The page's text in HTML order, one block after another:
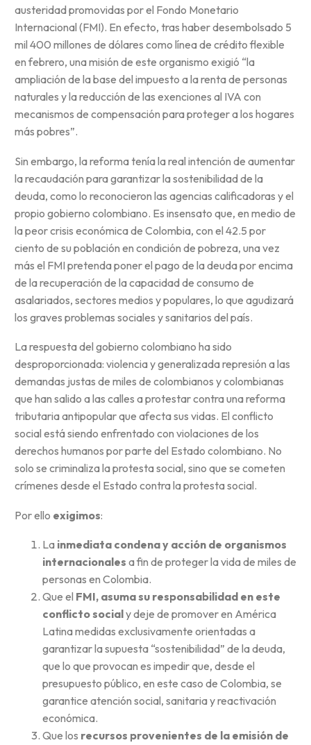
austeridad promovidas por el Fondo Monetario
Internacional (FMI). En efecto, tras haber desembolsado 5
mil 400 millones de dólares como línea de crédito flexible
en febrero, una misión de este organismo exigió “la
ampliación de la base del impuesto a la renta de personas
naturales y la reducción de las exenciones al IVA con
mecanismos de compensación para proteger a los hogares
más pobres”.
Sin embargo, la reforma tenía la real intención de aumentar
la recaudación para garantizar la sostenibilidad de la
deuda, como lo reconocieron las agencias calificadoras y el
propio gobierno colombiano. Es insensato que, en medio de
la peor crisis económica de Colombia, con el 42.5 por
ciento de su población en condición de pobreza, una vez
más el FMI pretenda poner el pago de la deuda por encima
de la recuperación de la capacidad de consumo de
asalariados, sectores medios y populares, lo que agudizará
los graves problemas sociales y sanitarios del país.
La respuesta del gobierno colombiano ha sido
desproporcionada: violencia y generalizada represión a las
demandas justas de miles de colombianos y colombianas
que han salido a las calles a protestar contra una reforma
tributaria antipopular que afecta sus vidas. El conflicto
social está siendo enfrentado con violaciones de los
derechos humanos por parte del Estado colombiano. No
solo se criminaliza la protesta social, sino que se cometen
crímenes desde el Estado contra la protesta social.
Por ello exigimos:
La inmediata condena y acción de organismos
internacionales a fin de proteger la vida de miles de
personas en Colombia.
Que el FMI, asuma su responsabilidad en este
conflicto socialy deje de promover en América
Latina medidas exclusivamente orientadas a
garantizar la supuesta “sostenibilidad” de la deuda,
que lo que provocan es impedir que, desde el
presupuesto público, en este caso de Colombia, se
garantice atención social, sanitaria y reactivación
económica.
Que los recursos provenientes de la emisión de